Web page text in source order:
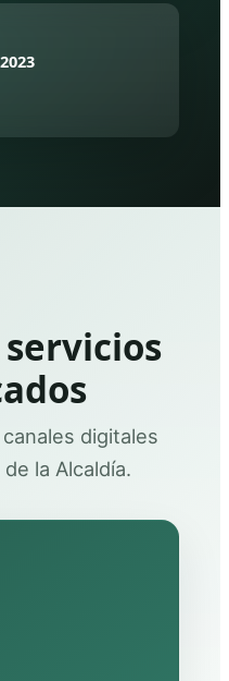
digitales
la Alcaldía.